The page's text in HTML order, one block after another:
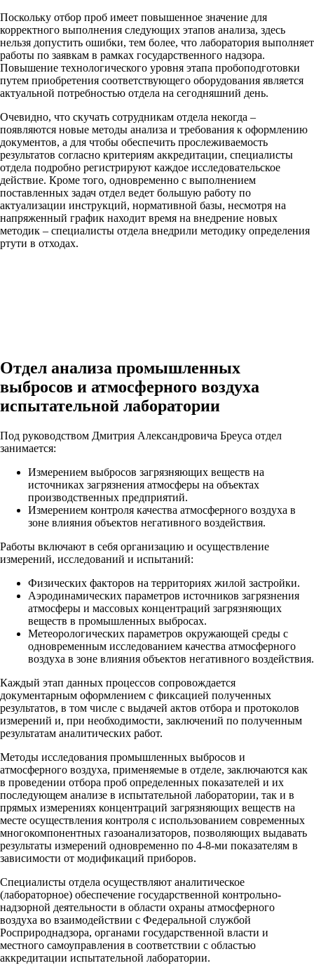
Поскольку отбор проб имеет повышенное значение для
корректного выполнения следующих этапов анализа, здесь
нельзя допустить ошибки, тем более, что лаборатория выполняет
работы по заявкам в рамках государственного надзора.
Повышение технологического уровня этапа пробоподготовки
путем приобретения соответствующего оборудования является
актуальной потребностью отдела на сегодняшний день.
Очевидно, что скучать сотрудникам отдела некогда –
появляются новые методы анализа и требования к оформлению
документов, а для чтобы обеспечить прослеживаемость
результатов согласно критериям аккредитации, специалисты
отдела подробно регистрируют каждое исследовательское
действие. Кроме того, одновременно с выполнением
поставленных задач отдел ведет большую работу по
актуализации инструкций, нормативной базы, несмотря на
напряженный график находит время на внедрение новых
методик ‒ специалисты отдела внедрили методику определения
ртути в отходах.
Отдел анализа промышленных
выбросов и атмосферного воздуха
испытательной лаборатории
Под руководством Дмитрия Александровича Бреуса отдел
занимается:
Измерением выбросов загрязняющих веществ на
источниках загрязнения атмосферы на объектах
производственных предприятий.
Измерением контроля качества атмосферного воздуха в
зоне влияния объектов негативного воздействия.
Работы включают в себя организацию и осуществление
измерений, исследований и испытаний:
Физических факторов на территориях жилой застройки.
Аэродинамических параметров источников загрязнения
атмосферы и массовых концентраций загрязняющих
веществ в промышленных выбросах.
Метеорологических параметров окружающей среды с
одновременным исследованием качества атмосферного
воздуха в зоне влияния объектов негативного воздействия.
Каждый этап данных процессов сопровождается
документарным оформлением с фиксацией полученных
результатов, в том числе с выдачей актов отбора и протоколов
измерений и, при необходимости, заключений по полученным
результатам аналитических работ.
Методы исследования промышленных выбросов и
атмосферного воздуха, применяемые в отделе, заключаются как
в проведении отбора проб определенных показателей и их
последующем анализе в испытательной лаборатории, так и в
прямых измерениях концентраций загрязняющих веществ на
месте осуществления контроля с использованием современных
многокомпонентных газоанализаторов, позволяющих выдавать
результаты измерений одновременно по 4-8-ми показателям в
зависимости от модификаций приборов.
Специалисты отдела осуществляют аналитическое
(лабораторное) обеспечение государственной контрольно-
надзорной деятельности в области охраны атмосферного
воздуха во взаимодействии с Федеральной службой
Росприроднадзора, органами государственной власти и
местного самоуправления в соответствии с областью
аккредитации испытательной лаборатории.